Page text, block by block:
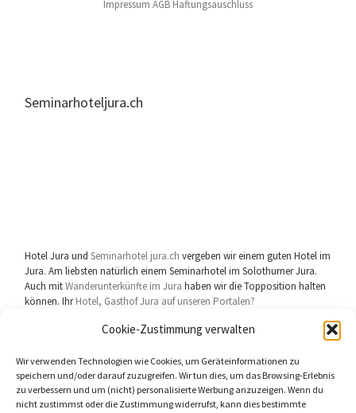
Cookie-Zustimmung verwalten
Wir verwenden Technologien wie Cookies, um Geräteinformationen zu
speichern und/oder darauf zuzugreifen. Wir tun dies, um das Browsing-Erlebnis
zu verbessern und um (nicht) personalisierte Werbung anzuzeigen. Wenn du
nicht zustimmst oder die Zustimmung widerrufst, kann dies bestimmte
Impressum AGB Haftungsauschluss
Seminarhoteljura.ch
Hotel Jura undSeminarhotel jura.ch vergeben wir einem guten Hotel im
Jura. Am liebsten natürlich einem Seminarhotel im Solothurner Jura.
Auch mitWanderunterkünfte im Jura haben wir die Topposition halten
können. IhrHotel, Gasthof Jura auf unseren Portalen?
userhelp.ch Gerichtsstand Biberist SolothurnSchweiz